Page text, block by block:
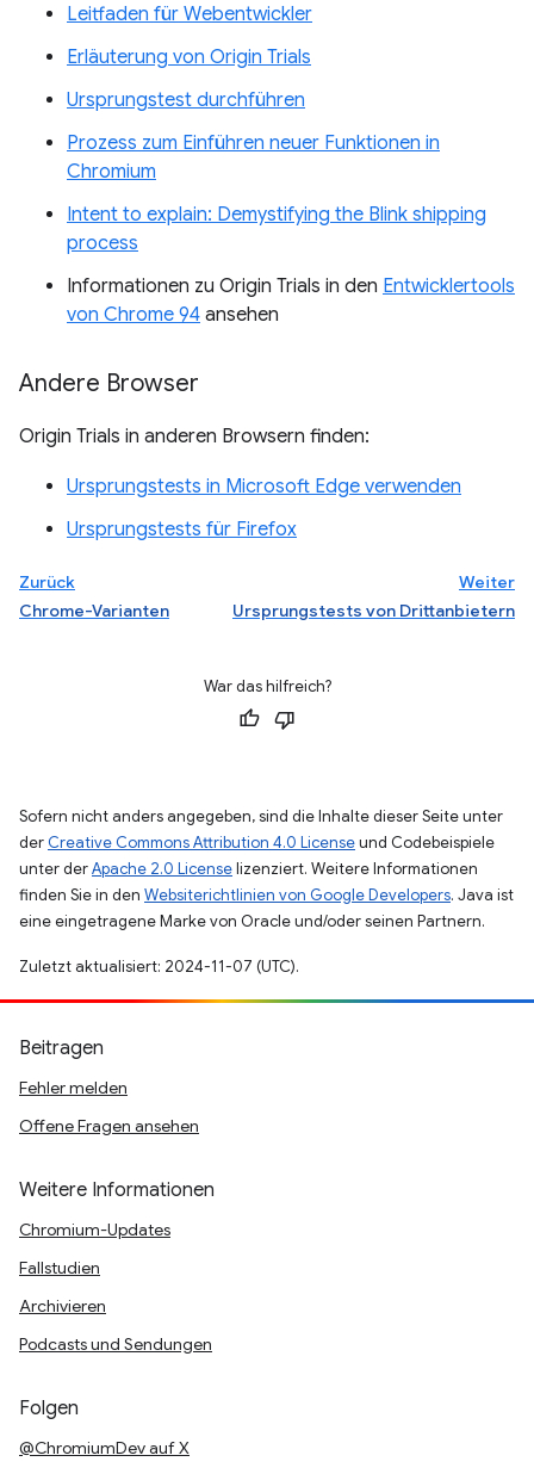
Leitfaden für Webentwickler
Erläuterung von Origin Trials
Ursprungstest durchführen
Prozess zum Einführen neuer Funktionen in
Chromium
Intent to explain: Demystifying the Blink shipping
process
Informationen zu Origin Trials in den Entwicklertools
von Chrome 94 ansehen
Andere Browser
Origin Trials in anderen Browsern finden:
Ursprungstests in Microsoft Edge verwenden
Ursprungstests für Firefox
Zurück
Chrome-Varianten
Weiter
Ursprungstests von Drittanbietern
War das hilfreich?
Sofern nicht anders angegeben, sind die Inhalte dieser Seite unter
der Creative Commons Attribution 4.0 Licenseund Codebeispiele
unter derApache 2.0 Licenselizenziert. Weitere Informationen
finden Sie in den Websiterichtlinien von Google Developers. Java ist
eine eingetragene Marke von Oracle und/oder seinen Partnern.
Zuletzt aktualisiert: 2024-11-07 (UTC).
Beitragen
Fehler melden
Offene Fragen ansehen
Weitere Informationen
Chromium-Updates
Fallstudien
Archivieren
Podcasts und Sendungen
Folgen
@ChromiumDev auf X